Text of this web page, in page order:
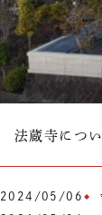
法蔵寺につ
2024/05/06